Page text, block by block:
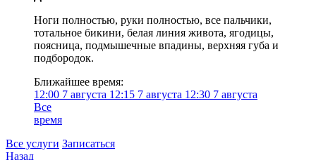
Ноги полностью, руки полностью, все пальчики,
тотальное бикини, белая линия живота, ягодицы,
поясница, подмышечные впадины, верхняя губа и
подбородок.
Ближайшее время:
12:00 7 августа 12:15 7 августа 12:30 7 августа
Все
время
Все услуги Записаться
Назад